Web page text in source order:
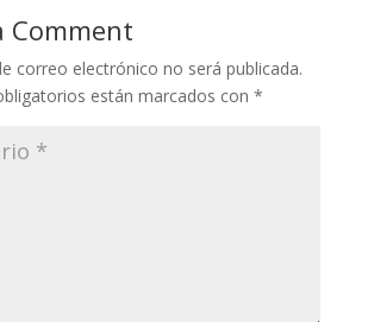
Comment
correo electrónico no será publicada.
están marcados con *